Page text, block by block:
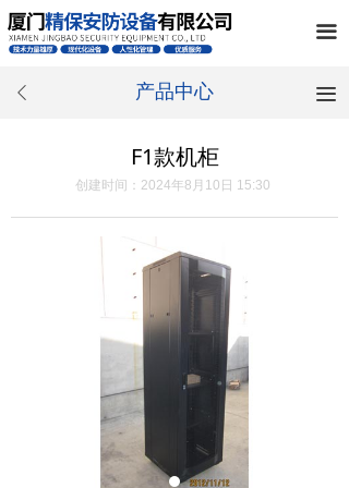
끀
F1款机柜
创建时间： 2024年8月10日 15:30
ꄴ 产品中心 끀